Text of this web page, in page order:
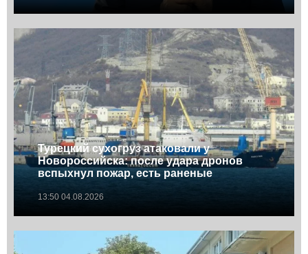
Турецкий сухогруз атаковали у
Новороссийска: после удара дронов
вспыхнул пожар, есть раненые
13:50 04.08.2026